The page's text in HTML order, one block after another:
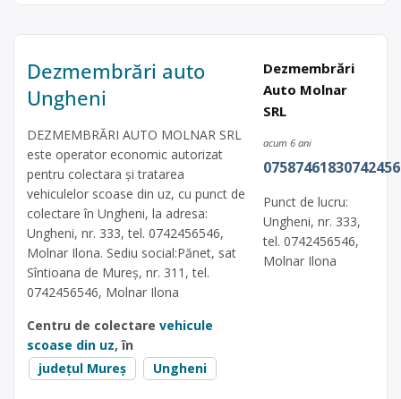
Dezmembrări auto
Ungheni
DEZMEMBRĂRI AUTO MOLNAR SRL
este operator economic autorizat
pentru colectara și tratarea
vehiculelor scoase din uz, cu punct de
colectare în Ungheni, la adresa:
Ungheni, nr. 333, tel. 0742456546,
Molnar Ilona. Sediu social:Pănet, sat
Sîntioana de Mureș, nr. 311, tel.
0742456546, Molnar Ilona
Centru de colectare vehicule
scoase din uz, în
județul Mureș
Ungheni
Dezmembrări
Auto Molnar
SRL
acum 6 ani
Punct de lucru:
Ungheni, nr. 333,
tel. 0742456546,
Molnar Ilona